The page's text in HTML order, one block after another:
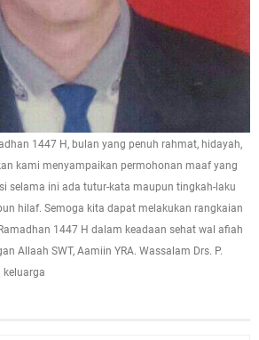
1447 H, bulan yang penuh rahmat, hidayah,
kami menyampaikan permohonan maaf yang
selama ini ada tutur-kata maupun tingkah-laku
hilaf. Semoga kita dapat melakukan rangkaian
1447 H dalam keadaan sehat wal afiah
Allaah SWT, Aamiin YRA. Wassalam Drs. P.
keluarga